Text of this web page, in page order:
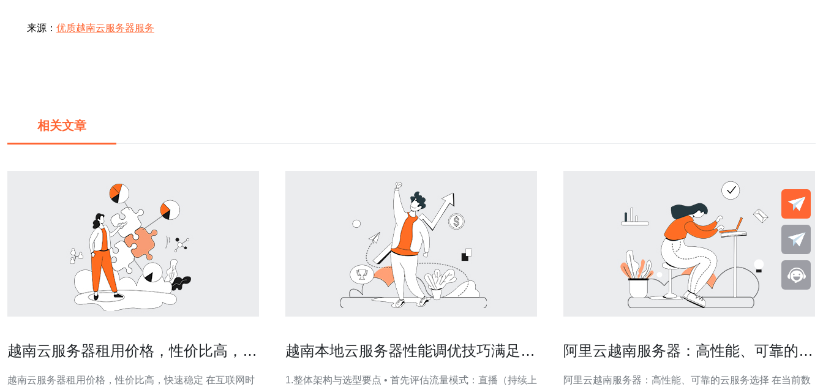
来源： 优质越南云服务器服务
相关文章
越南云服务器租用价格，性价比高，快
越南云服务器租用价格，性价比高，快速稳定 在互联网时
越南本地云服务器性能调优技巧满足高
1.整体架构与选型要点 • 首先评估流量模式：直播（持续上
阿里云越南服务器：高性能、可靠的云
阿里云越南服务器：高性能、可靠的云服务选择 在当前数